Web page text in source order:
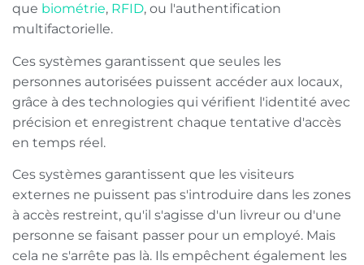
que biométrie, RFID, ou l'authentification
multifactorielle.
Ces systèmes garantissent que seules les
personnes autorisées puissent accéder aux locaux,
grâce à des technologies qui vérifient l'identité avec
précision et enregistrent chaque tentative d'accès
en temps réel.
Ces systèmes garantissent que les visiteurs
externes ne puissent pas s'introduire dans les zones
à accès restreint, qu'il s'agisse d'un livreur ou d'une
personne se faisant passer pour un employé. Mais
cela ne s'arrête pas là. Ils empêchent également les